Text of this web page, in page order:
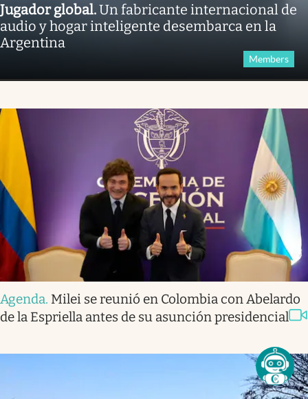
Jugador global.Un fabricante internacional de
audio y hogar inteligente desembarca en la
Argentina
Members
Agenda. Milei se reunió en Colombia con Abelardo
de la Espriella antes de su asunción presidencial